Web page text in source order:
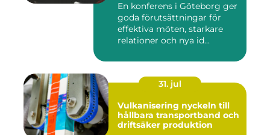
En konferens i Göteborg ger
goda förutsättningar för
effektiva möten, starkare
relationer och nya id...
31. jul
Vulkanisering nyckeln till
hållbara transportband och
driftsäker produktion